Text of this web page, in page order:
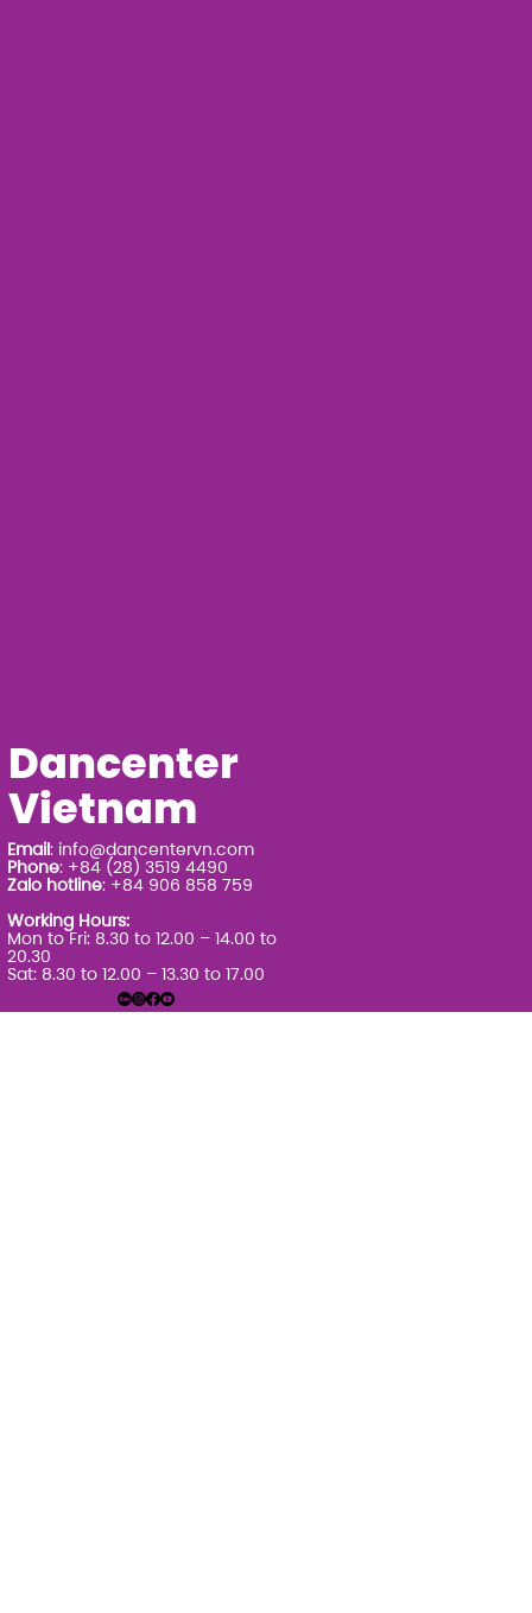
Dancenter
Vietnam
Email: info@dancentervn.com
Phone: +84 (28) 3519 4490
Zalo hotline: +84 906 858 759
Working Hours:
Mon to Fri: 8.30 to 12.00 – 14.00 to
20.30
Sat: 8.30 to 12.00 – 13.30 to 17.00